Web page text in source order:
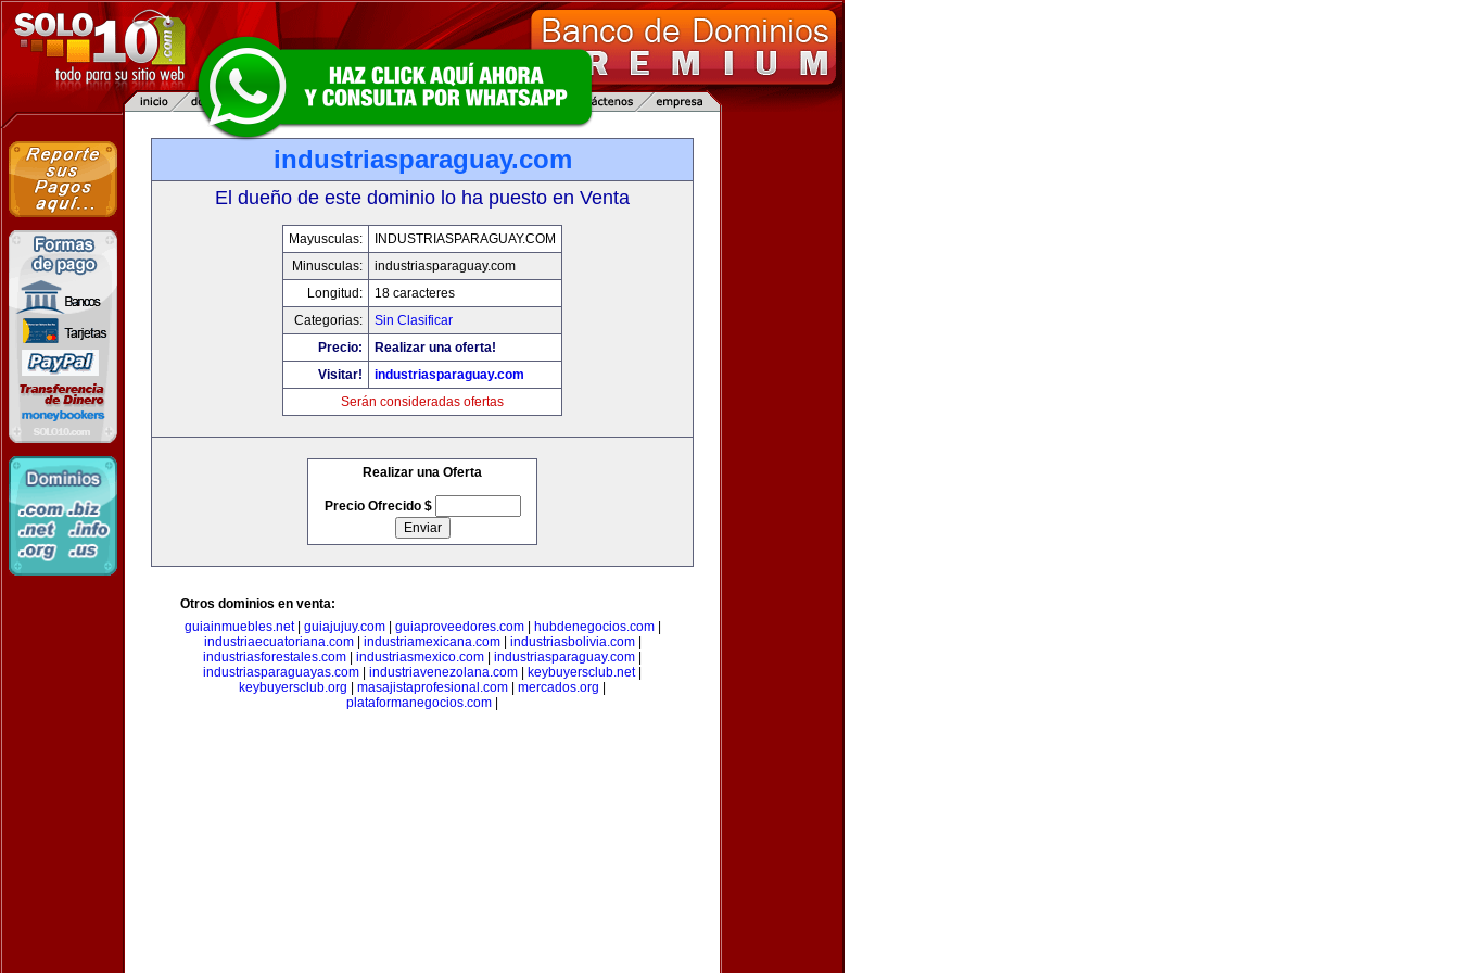
industriasparaguay.com
El dueño de este dominio lo ha puesto en Venta
Mayusculas:
INDUSTRIASPARAGUAY.COM
Minusculas:
industriasparaguay.com
Longitud:
18 caracteres
Categorias:
Sin Clasificar
Precio:
Realizar una oferta!
Visitar!
industriasparaguay.com
Serán consideradas ofertas
Realizar una Oferta
Precio Ofrecido $
Otros dominios en venta:
guiainmuebles.net| guiajujuy.com| guiaproveedores.com| hubdenegocios.com|
industriaecuatoriana.com| industriamexicana.com| industriasbolivia.com|
industriasforestales.com
industriasmexico.com industriasparaguay.com
industriasparaguayas.com
industriavenezolana.com keybuyersclub.net|
keybuyersclub.org
masajistaprofesional.com mercados.org
plataformanegocios.com